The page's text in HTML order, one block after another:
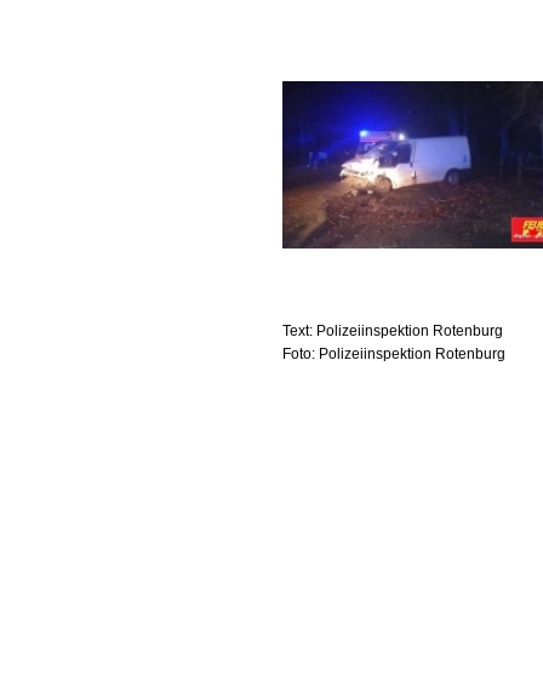
Text: Polizeiinspektion Rotenburg
Foto: Polizeiinspektion Rotenburg